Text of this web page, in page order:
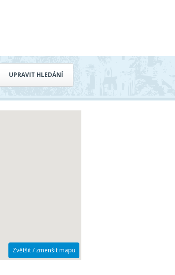
UPRAVIT HLEDÁNÍ
Zvětšit / zmenšit mapu